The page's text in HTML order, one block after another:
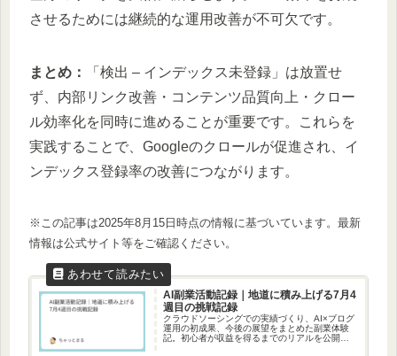
させるためには継続的な運用改善が不可欠です。
まとめ：
「検出 – インデックス未登録」は放置せ
ず、内部リンク改善・コンテンツ品質向上・クロー
ル効率化を同時に進めることが重要です。これらを
実践することで、Googleのクロールが促進され、イ
ンデックス登録率の改善につながります。
※この記事は2025年8月15日時点の情報に基づいています。最新
情報は公式サイト等をご確認ください。
AI副業活動記録｜地道に積み上げる7月4
週目の挑戦記録
クラウドソーシングでの実績づくり、AI×ブログ
運用の初成果、今後の展望をまとめた副業体験
記。初心者が収益を得るまでのリアルを公開！